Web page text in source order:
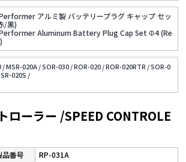
アルミ製 バッテリープラグ キャップ セッ
/黒)
Aluminum Battery Plug Cap Set Φ4 (Re
/MSR-020A /SOR-030 /ROR-020 /ROR-020RTR /SOR-0
020S /
ローラー /SPEED CONTROLE
RP-031A